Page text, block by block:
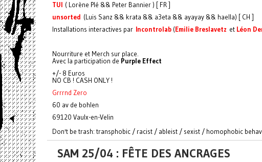
TUI ( Lorène Plé && Peter Bannier ) [ FR ]
unsorted (Luis Sanz && krata && a3eta && ayayay && haella) [ CH ]
Installations interactives par Incontrolab (Emilie Breslavetz et Léon
Nourriture et Merch sur place.
Avec la participation de Purple Effect
+/- 8 Euros
NO CB ! CASH ONLY !
Grrrnd Zero
60 av de bohlen
69120 Vaulx-en-Velin
Don't be trash: transphobic / racist / ableist / sexist / homophobic
SAM 25/04 : FÊTE DES ANCRAGES